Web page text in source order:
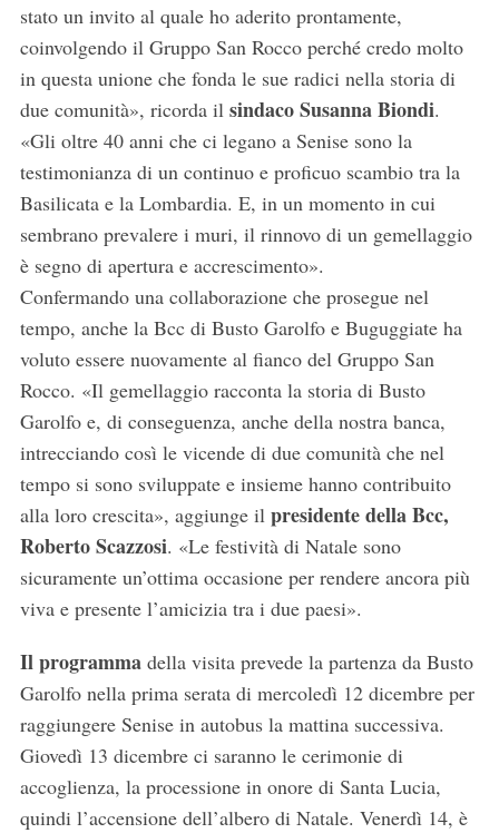
stato un invito al quale ho aderito prontamente,
coinvolgendo il Gruppo San Rocco perché credo molto
in questa unione che fonda le sue radici nella storia di
due comunità», ricorda il sindaco Susanna Biondi.
«Gli oltre 40 anni che ci legano a Senise sono la
testimonianza di un continuo e proficuo scambio tra la
Basilicata e la Lombardia. E, in un momento in cui
sembrano prevalere i muri, il rinnovo di un gemellaggio
è segno di apertura e accrescimento».
Confermando una collaborazione che prosegue nel
tempo, anche la Bcc di Busto Garolfo e Buguggiate ha
voluto essere nuovamente al fianco del Gruppo San
Rocco. «Il gemellaggio racconta la storia di Busto
Garolfo e, di conseguenza, anche della nostra banca,
intrecciando così le vicende di due comunità che nel
tempo si sono sviluppate e insieme hanno contribuito
alla loro crescita», aggiunge il presidente della Bcc,
Roberto Scazzosi. «Le festività di Natale sono
sicuramente un’ottima occasione per rendere ancora più
viva e presente l’amicizia tra i due paesi».
Il programma della visita prevede la partenza da Busto
Garolfo nella prima serata di mercoledì 12 dicembre per
raggiungere Senise in autobus la mattina successiva.
Giovedì 13 dicembre ci saranno le cerimonie di
accoglienza, la processione in onore di Santa Lucia,
quindi l’accensione dell’albero di Natale. Venerdì 14, è
S
e
a
r